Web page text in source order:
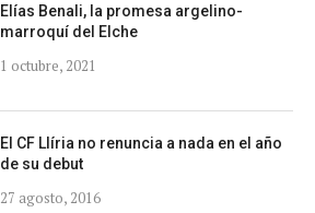
Elías Benali, la promesa argelino-
marroquí del Elche
1 octubre, 2021
El CF Llíria no renuncia a nada en el año
de su debut
27 agosto, 2016